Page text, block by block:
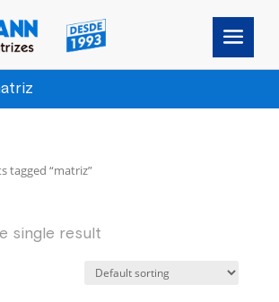
tagged “matriz”
single result